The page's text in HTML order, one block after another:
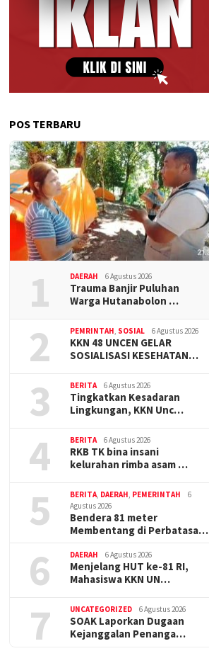
POS TERBARU
1 DAERAH 6 Agustus 2026
Trauma Banjir Puluhan
Warga Hutanabolon …
2 PEMRINTAH, SOSIAL 6 Agustus 2026
KKN 48 UNCEN GELAR
SOSIALISASI KESEHATAN…
3 BERITA 6 Agustus 2026
Tingkatkan Kesadaran
Lingkungan, KKN Unc…
4 BERITA 6 Agustus 2026
RKB TK bina insani
kelurahan rimba asam …
5 BERITA, DAERAH, PEMERINTAH
6
Agustus 2026
Bendera 81 meter
Membentang di Perbatasa…
6 DAERAH 6 Agustus 2026
Menjelang HUT ke-81 RI,
Mahasiswa KKN UN…
7 UNCATEGORIZED 6 Agustus 2026
SOAK Laporkan Dugaan
Kejanggalan Penanga…